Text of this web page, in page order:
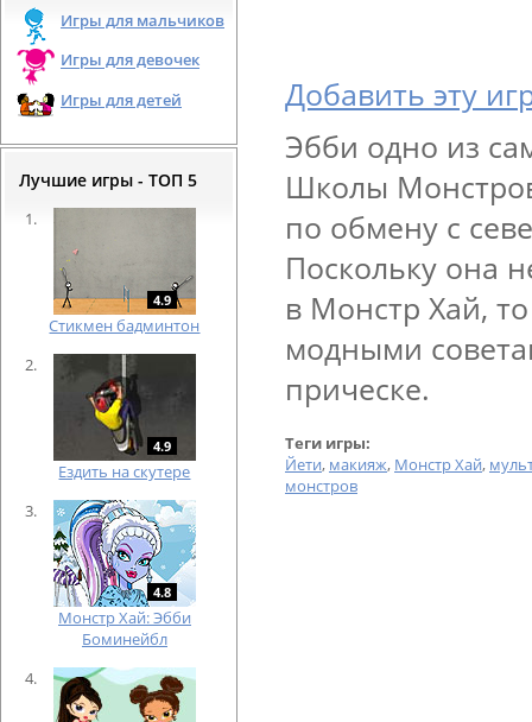
Игры для мальчиков
Игры для девочек
Игры для детей
Лучшие игры - ТОП 5
4.9
Cтикмен бадминтон
4.9
Ездить на скутере
4.8
Монстр Хай: Эбби
Боминейбл
Добавить эту
Эбби одно из
Школы
по обмену с
Поскольку она
в Монстр Хай,
модными
прическе.
Теги игры:
Йети, макияж, Монстр Хай,
монстров